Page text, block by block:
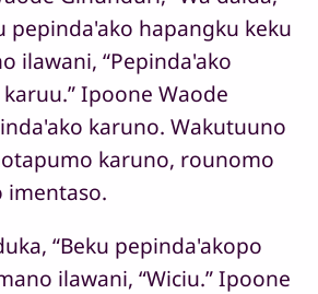
pepinda'ako hapangku keku
ilawani, “Pepinda'ako
Ipoone Waode
karuno. Wakutuuno
karuno, rounomo
imentaso.
“Beku pepinda'akopo
ilawani, “Wiciu.” Ipoone